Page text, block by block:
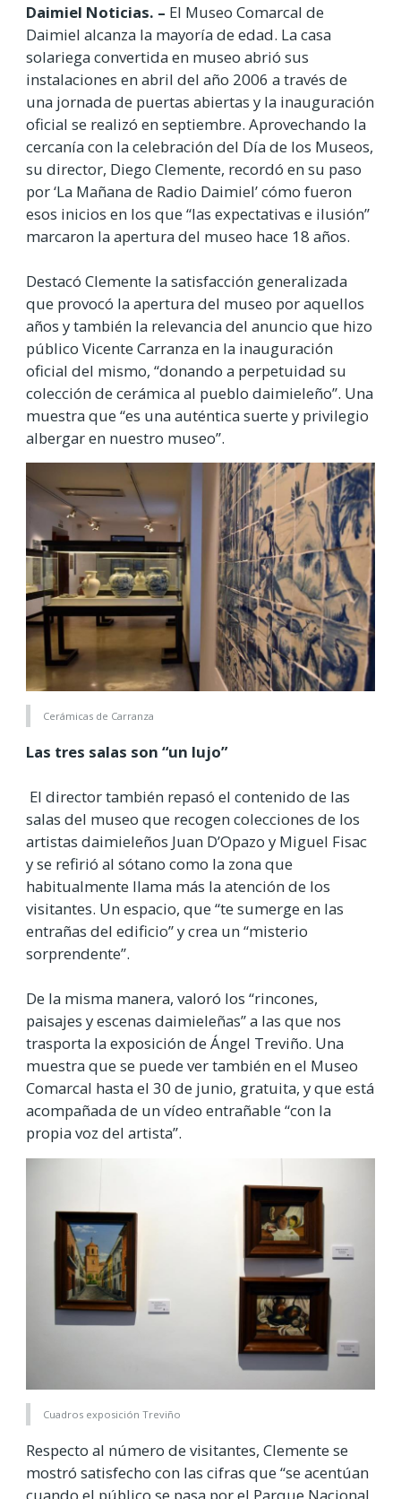
Daimiel Noticias. – El Museo Comarcal de
Daimiel alcanza la mayoría de edad. La casa
solariega convertida en museo abrió sus
instalaciones en abril del año 2006 a través de
una jornada de puertas abiertas y la inauguración
oficial se realizó en septiembre. Aprovechando la
cercanía con la celebración del Día de los Museos,
su director, Diego Clemente, recordó en su paso
por ‘La Mañana de Radio Daimiel’ cómo fueron
esos inicios en los que “las expectativas e ilusión”
marcaron la apertura del museo hace 18 años.
Destacó Clemente la satisfacción generalizada
que provocó la apertura del museo por aquellos
años y también la relevancia del anuncio que hizo
público Vicente Carranza en la inauguración
oficial del mismo, “donando a perpetuidad su
colección de cerámica al pueblo daimieleño”. Una
muestra que “es una auténtica suerte y privilegio
albergar en nuestro museo”.
Cerámicas de Carranza
Las tres salas son “un lujo”
El director también repasó el contenido de las
salas del museo que recogen colecciones de los
artistas daimieleños Juan D’Opazo y Miguel Fisac
y se refirió al sótano como la zona que
habitualmente llama más la atención de los
visitantes. Un espacio, que “te sumerge en las
entrañas del edificio” y crea un “misterio
sorprendente”.
De la misma manera, valoró los “rincones,
paisajes y escenas daimieleñas” a las que nos
trasporta la exposición de Ángel Treviño. Una
muestra que se puede ver también en el Museo
Comarcal hasta el 30 de junio, gratuita, y que está
acompañada de un vídeo entrañable “con la
propia voz del artista”.
Cuadros exposición Treviño
Respecto al número de visitantes, Clemente se
mostró satisfecho con las cifras que “se acentúan
cuando el público se pasa por el Parque Nacional